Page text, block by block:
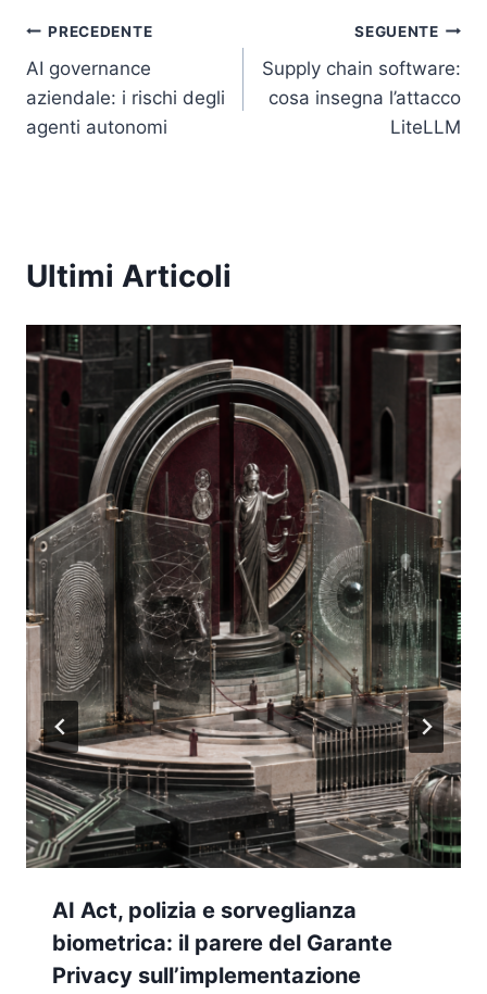
Navigazione
articoli
PRECEDENTE
AI governance
aziendale: i rischi degli
agenti autonomi
SEGUENTE
Supply chain software:
cosa insegna l’attacco
LiteLLM
Ultimi Articoli
AI Act, polizia e sorveglianza
biometrica: il parere del Garante
Privacy sull’implementazione